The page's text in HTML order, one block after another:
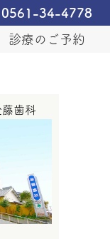
0561-34-4778
診療のご予約
歯科